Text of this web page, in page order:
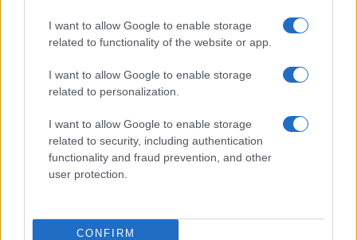
I want to allow Google to enable storage
related to functionality of the website or app.
I want to allow Google to enable storage
related to personalization.
I want to allow Google to enable storage
related to security, including authentication
functionality and fraud prevention, and other
user protection.
CONFIRM
Új és Használt GSM kiemelt ajánlatok
Samsung Galaxy S25 Ultra